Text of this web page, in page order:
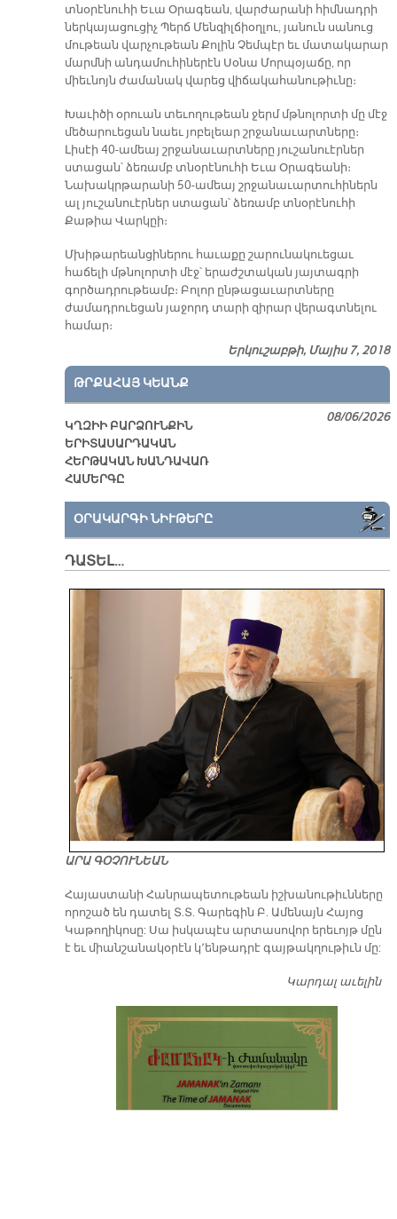
տնօրէնուհի Եւա Օրագեան, վարժարանի հիմնադրի
ներկայացուցիչ Պերճ Մենզիլճիօղլու, յանուն սանուց
մութեան վարչութեան Քոլին Չեմպէր եւ մատակարար
մարմնի անդամուհիներէն Սօնա Մորպօյաճը, որ
միեւնոյն ժամանակ վարեց վիճակահանութիւնը։
Խաւիծի օրուան տեւողութեան ջերմ մթնոլորտի մը մէջ
մեծարուեցան նաեւ յոբելեար շրջանաւարտները։
Լիսէի 40-ամեայ շրջանաւարտները յուշանուէրներ
ստացան՝ ձեռամբ տնօրէնուհի Եւա Օրագեանի։
Նախակրթարանի 50-ամեայ շրջանաւարտուհիներն
ալ յուշանուէրներ ստացան՝ ձեռամբ տնօրէնուհի
Քաթիա Վարկըի։
Մխիթարեանցիներու հաւաքը շարունակուեցաւ
հաճելի մթնոլորտի մէջ՝ երաժշտական յայտագրի
գործադրութեամբ։ Բոլոր ընթացաւարտները
ժամադրուեցան յաջորդ տարի զիրար վերագտնելու
համար։
Երկուշաբթի, Մայիս 7, 2018
ԹՐՔԱՀԱՅ ԿԵԱՆՔ
ԿՂԶԻԻ ԲԱՐՁՈՒՆՔԻՆ
ԵՐԻՏԱՍԱՐԴԱԿԱՆ
ՀԵՐԹԱԿԱՆ ԽԱՆԴԱՎԱՌ
ՀԱՄԵՐԳԸ
08/06/2026
ՕՐԱԿԱՐԳԻ ՆԻՒԹԵՐԸ
ԴԱՏԵԼ…
ԱՐԱ ԳՕՉՈՒՆԵԱՆ
​Հայաստանի Հանրապետութեան իշխանութիւնները
որոշած են դատել Տ.Տ. Գարեգին Բ. Ամենայն Հայոց
Կաթողիկոսը: Սա իսկապէս արտասովոր երեւոյթ մըն
է եւ միանշանակօրէն կ՚ենթադրէ գայթակղութիւն մը:
Կարդալ աւելին